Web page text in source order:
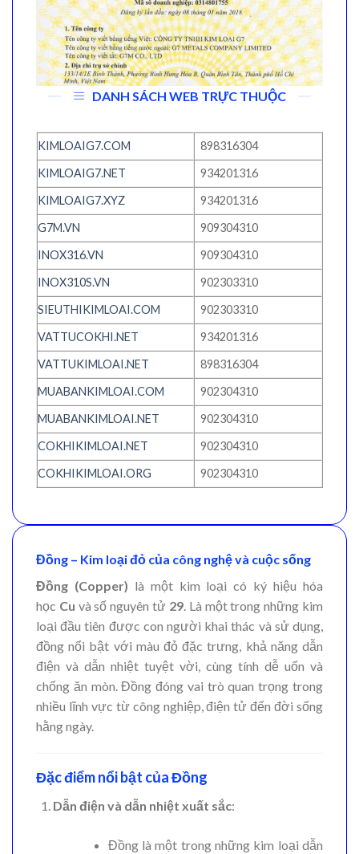
DANH SÁCH WEB TRỰC THUỘC
KIMLOAIG7.COM
898316304
KIMLOAIG7.NET
934201316
KIMLOAIG7.XYZ
934201316
G7M.VN
909304310
INOX316.VN
909304310
INOX310S.VN
902303310
SIEUTHIKIMLOAI.COM
902303310
VATTUCOKHI.NET
934201316
VATTUKIMLOAI.NET
898316304
MUABANKIMLOAI.COM
902304310
MUABANKIMLOAI.NET
902304310
COKHIKIMLOAI.NET
902304310
COKHIKIMLOAI.ORG
902304310
Đồng – Kim loại đỏ của công nghệ và cuộc sống
Đồng (Copper) là một kim loại có ký hiệu hóa
học Cu và số nguyên tử 29. Là một trong những kim
loại đầu tiên được con người khai thác và sử dụng,
đồng nổi bật với màu đỏ đặc trưng, khả năng dẫn
điện và dẫn nhiệt tuyệt vời, cùng tính dễ uốn và
chống ăn mòn. Đồng đóng vai trò quan trọng trong
nhiều lĩnh vực từ công nghiệp, điện tử đến đời sống
hằng ngày.
Đặc điểm nổi bật của Đồng
Dẫn điện và dẫn nhiệt xuất sắc:
Đồng là một trong những kim loại dẫn